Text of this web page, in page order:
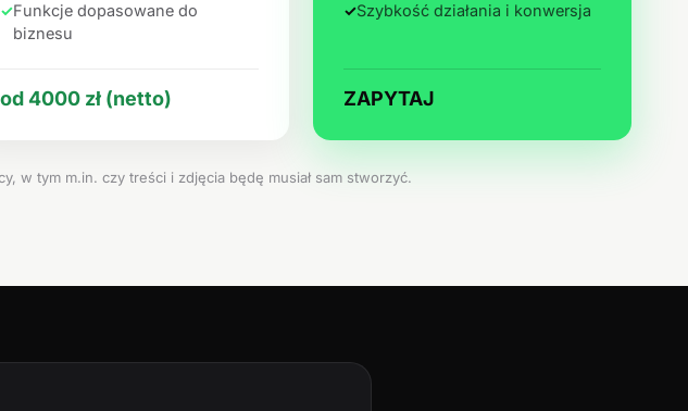
✓Funkcje dopasowane do
biznesu
od 4000 zł (netto)
✓Szybkość działania i konwersja
ZAPYTAJ
w tym m.in. czy treści i zdjęcia będę musiał sam stworzyć.